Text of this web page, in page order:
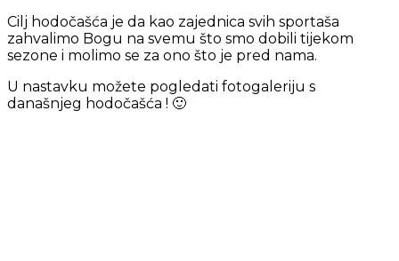
Cilj hodočašća je da kao zajednica svih sportaša
zahvalimo Bogu na svemu što smo dobili tijekom
sezone i molimo se za ono što je pred nama.
U nastavku možete pogledati fotogaleriju s
današnjeg hodočašća ! 🙂